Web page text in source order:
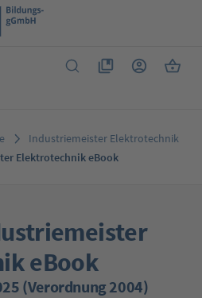
Du hast 0 Produkte
Industriemeister Elektrotechnik
Elektrotechnik eBook
eBook
(Verordnung 2004)